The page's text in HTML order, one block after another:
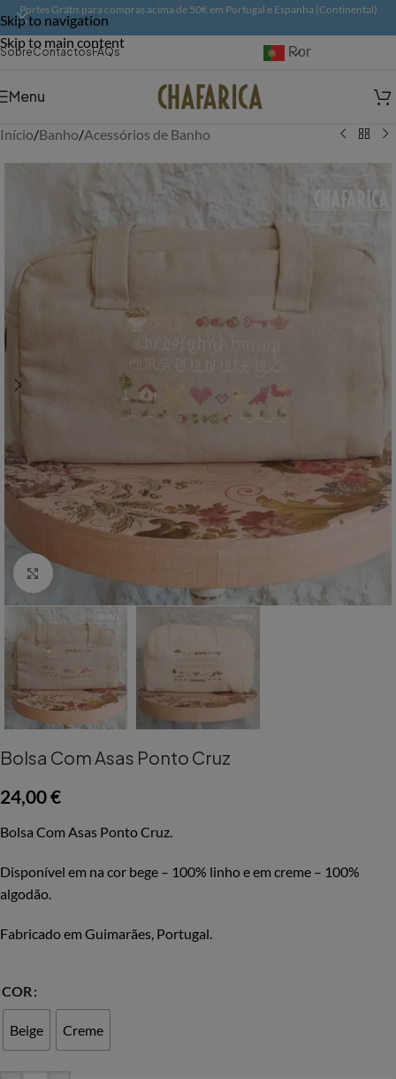
Skip to navigation
Skip to main content
Portes Grátis para compras acima de 50€ em Portugal e Espanha (Continental)
SobreContactosFAQs Português
Menu
Início/Banho/Acessórios de Banho
Aumentar Imagem
Bolsa Com Asas Ponto Cruz
24,00€
Bolsa Com Asas Ponto Cruz.
Disponível em na cor bege – 100% linho e em creme – 100%
algodão.
Fabricado em Guimarães, Portugal.
COR
Beige Creme